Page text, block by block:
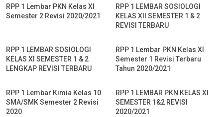
RPP 1 Lembar PKN Kelas XI
Semester 2 Revisi 2020/2021
RPP 1 LEMBAR SOSIOLOGI
KELAS XII SEMESTER 1 & 2
REVISI TERBARU
RPP 1 LEMBAR SOSIOLOGI
KELAS XI SEMESTER 1 & 2
LENGKAP REVISI TERBARU
RPP 1 Lembar PKN Kelas XI
Semester 1 Revisi Terbaru
Tahun 2020/2021
RPP 1 Lembar Kimia Kelas 10
SMA/SMK Semester 2 Revisi
2020
RPP 1 LEMBAR PKN KELAS XI
SEMESTER 1&2 REVISI
2020/2021